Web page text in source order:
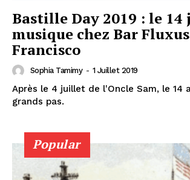
Bastille Day 2019 : le
musique chez Bar
Francisco
Sophia Tamimy - 1 Juillet 2019
Après le 4 juillet de l'Oncle Sam, le 14
grands pas.
Popular